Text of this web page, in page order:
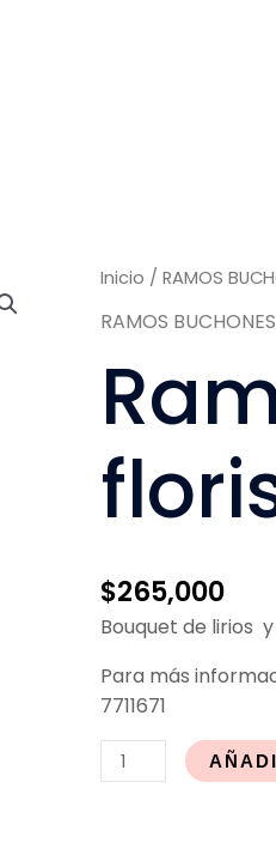
Inicio /RAMOS
RAMOS BUCHONES
$265,000
Bouquet de lirios
Para más
7711671
Ramo
lirios-
floristeria
cali
cantidad